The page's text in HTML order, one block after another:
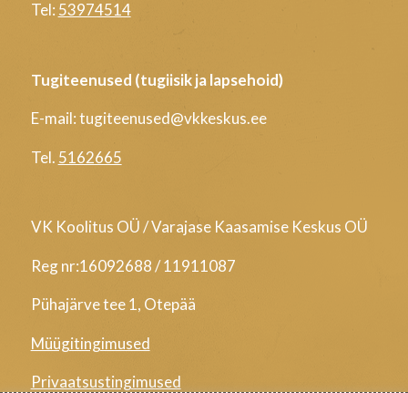
Tel: 53974514
Tugiteenused (tugiisik ja lapsehoid)
E-mail: tugiteenused@vkkeskus.ee
Tel. 5162665
VK Koolitus OÜ / Varajase Kaasamise Keskus OÜ
Reg nr:16092688 / 11911087
Pühajärve tee 1, Otepää
Müügitingimused
Privaatsustingimused